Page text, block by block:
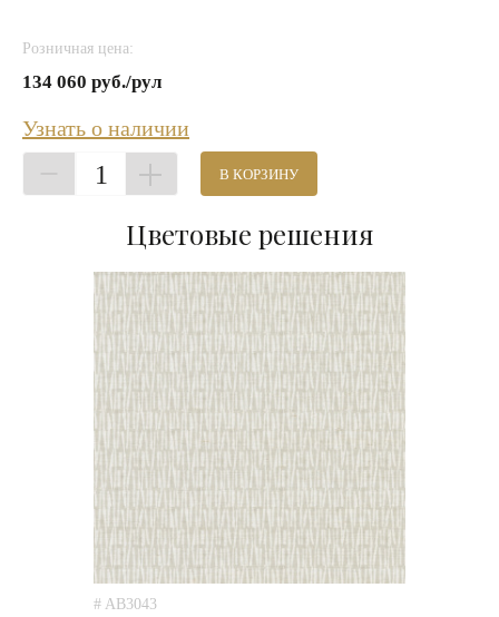
Розничная цена:
134 060 руб./рул
Узнать о наличии
1 В КОРЗИНУ
Цветовые решения
# AB3043